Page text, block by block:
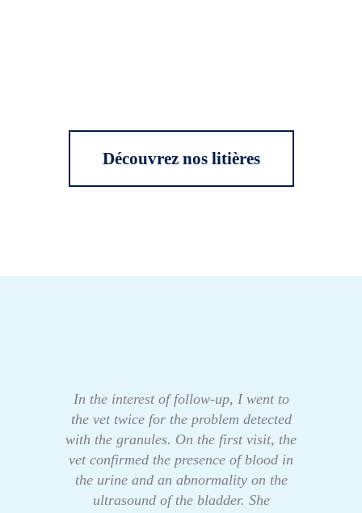
Découvrez nos litières
In the interest of follow-up, I went to
the vet twice for the problem detected
with the granules. On the first visit, the
vet confirmed the presence of blood in
the urine and an abnormality on the
ultrasound of the bladder. She